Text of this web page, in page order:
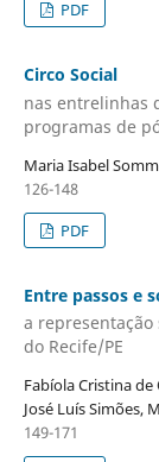
PDF
Circo Social
nas entrelinhas
programas de
Maria Isabel
126-148
PDF
Entre passos e
a representação
do Recife/PE
Fabíola Cristina
José Luís Simões,
149-171